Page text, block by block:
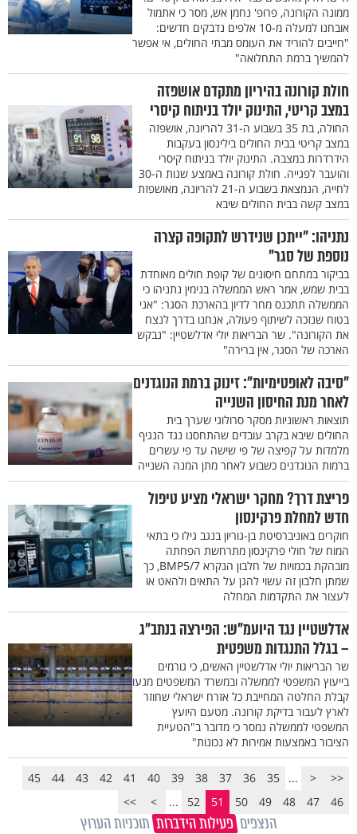
ממונה הקורונה, פרופ' נחמן אש, מסר כי אתמול
אובחנו למעלה מ-10 אלפים נדבקים חדשים:
"חייבים להוריד את העומס מבתי החולים, אי אפשר
להמשיך ברמת התחלואה"
חולת קורונה בהיריון מתקדם אושפזה
במצב קריטי, התינוק יולד בניתוח קיסרי
החולה, בת 35 בשבוע ה-31 להריונה, אושפזה
במצב קריטי בבית החולים בילינסון בעקבות
הידרדרות במצבה. התינוק יולד בניתוח קיסרי
והועבר לפגייה. חולת קורונה באמצע שנות ה-30
לחייה, הנמצאת בשבוע ה-21 להריונה, מאושפזת
במצב קשה בבית החולים שיבא
נתניהו: "ייתכן שנידרש לתקופה קצרה
נוספת של סגר"
בביקור במתחם חיסונים של קופת חולים מאוחדת
בבית שמש, אמר ראש הממשלה בנימין נתניהו כי
הממשלה תתכנס מחר לדיון בהארכת הסגר: "אני
בטוח שנזכה לשיתוף פעולה, אנחנו בדרך לנצח
את הקורונה". שר הבריאות יולי אדלשטיין: "נבקש
הארכה של הסגר, אין ברירה"
"סיבה לאופטימיות": זינוק ברמת הנוגדנים
לאחר מנת החיסון השנייה
תוצאות ראשוניות מסקר סרולוגי שערך בית
החולים שיבא בקרב עובדים שהתחסנו נגד הנגיף
מלמדות על קפיצה של פי שישה עד פי עשרים
ברמות הנוגדנים כשבוע לאחר מתן המנה השנייה
פריצת דרך? מחקר ישראלי מציע טיפול
חדש למחלת פרקינסון
חוקרים באוניברסיטת בן-גוריון בנגב גילו כי בתאי
המוח של חולי פרקינסון מתרחשת הפחתה
מובהקת בכמויות של חלבון הנקרא BMP5/7, כך
שמתן חלבון זה עשוי להגן על התאים ולהאט או
לעצור את התקדמות המחלה
אדלשטיין נגד היועמ"ש: הפירצה בנתב"ג
– בגלל התנגדות משפטית
שר הבריאות יולי אדלשטיין האשים, כי גורמים
בייעוץ המשפטי לממשלה ובמשרד המשפטים מנעו
קבלת החלטה המחייבת כל אזרח ישראלי שחוזר
לארץ לעבור בדיקת קורונה. מטעם היועץ
המשפטי לממשלה נמסר כי מדובר ב"הטעיית
הציבור באמצעות אמירות לא נכונות"
<<
<
...
35
36
37
38
39
40
41
42
43
44
45
46
47
48
49
50
51
52
...
>
>>
הנצפים פעילות הידברות תוכניות הערוץ